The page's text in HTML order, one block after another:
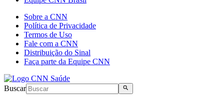
Sobre a CNN
Política de Privacidade
Termos de Uso
Fale com a CNN
Distribuição do Sinal
Faça parte da Equipe CNN
Buscar